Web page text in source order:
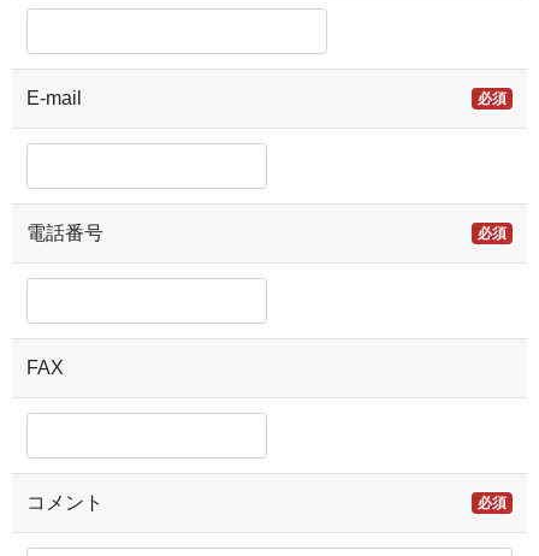
E-mail 必須
電話番号 必須
FAX
コメント 必須